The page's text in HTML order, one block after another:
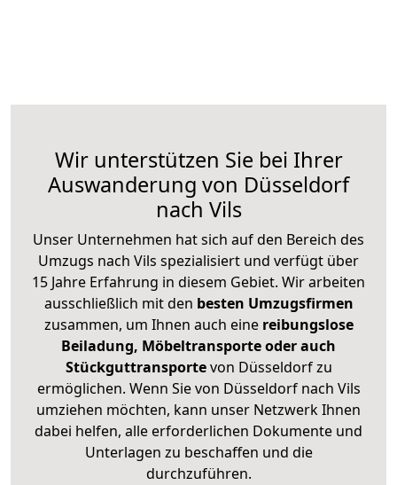
Wir unterstützen Sie bei Ihrer
Auswanderung von Düsseldorf
nach Vils
Unser Unternehmen hat sich auf den Bereich des
Umzugs nach Vils spezialisiert und verfügt über
15 Jahre Erfahrung in diesem Gebiet. Wir arbeiten
ausschließlich mit den besten Umzugsfirmen
zusammen, um Ihnen auch eine reibungslose
Beiladung, Möbeltransporte oder auch
Stückguttransportevon Düsseldorf zu
ermöglichen. Wenn Sie von Düsseldorf nach Vils
umziehen möchten, kann unser Netzwerk Ihnen
dabei helfen, alle erforderlichen Dokumente und
Unterlagen zu beschaffen und die
durchzuführen.